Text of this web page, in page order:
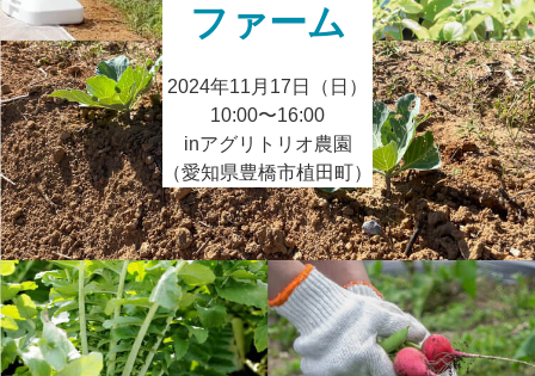
ファーム
2024年11月17日（日）
10:00〜16:00
inアグリトリオ農園
（愛知県豊橋市植田町）